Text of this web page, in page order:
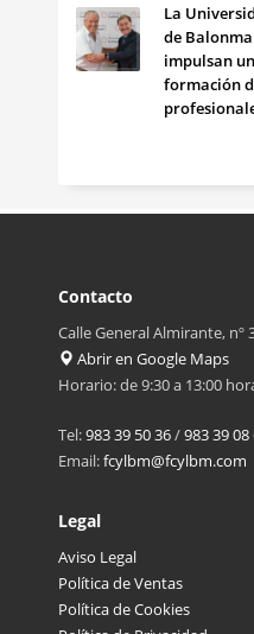
La
de
impulsan
formación
Contacto
Calle General Almirante, nº
Abrir en Google Maps
Horario: de 9:30 a 13:00
Tel:983 39 50 36/983 39 08
Email:fcylbm@fcylbm.com
Legal
Aviso Legal
Política de Ventas
Política de Cookies